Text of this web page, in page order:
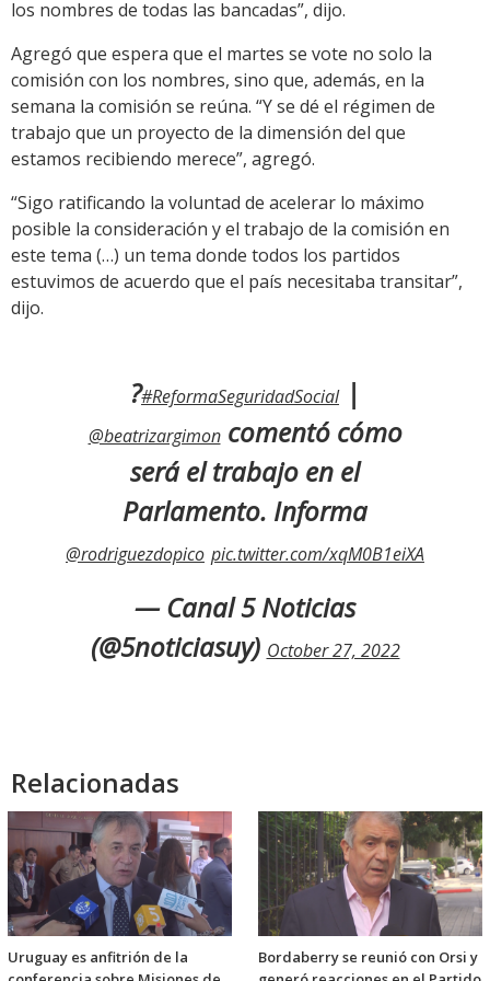
los nombres de todas las bancadas”, dijo.
Agregó que espera que el martes se vote no solo la
comisión con los nombres, sino que, además, en la
semana la comisión se reúna. “Y se dé el régimen de
trabajo que un proyecto de la dimensión del que
estamos recibiendo merece”, agregó.
“Sigo ratificando la voluntad de acelerar lo máximo
posible la consideración y el trabajo de la comisión en
este tema (…) un tema donde todos los partidos
estuvimos de acuerdo que el país necesitaba transitar”,
dijo.
?#ReformaSeguridadSocial|
@beatrizargimoncomentó cómo
será el trabajo en el
Parlamento. Informa
@rodriguezdopico pic.twitter.com/xqM0B1eiXA
— Canal 5 Noticias
(@5noticiasuy) October 27, 2022
Relacionadas
Uruguay es anfitrión de la
Bordaberry se reunió con Orsi y